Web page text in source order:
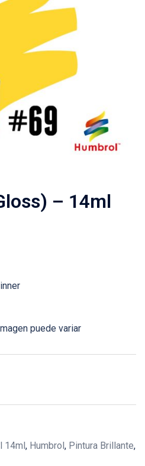
– 14ml
puede variar
14ml, Humbrol, Pintura Brillante,